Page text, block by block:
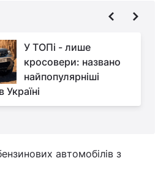
У ТОПі - лише
кросовери: названо
найпопулярніші
Україні
автомобілів з